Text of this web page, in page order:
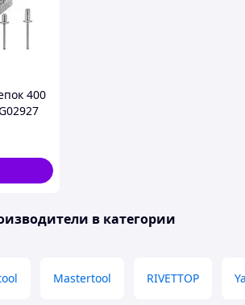
400
в категории
Mastertool RIVETTOP